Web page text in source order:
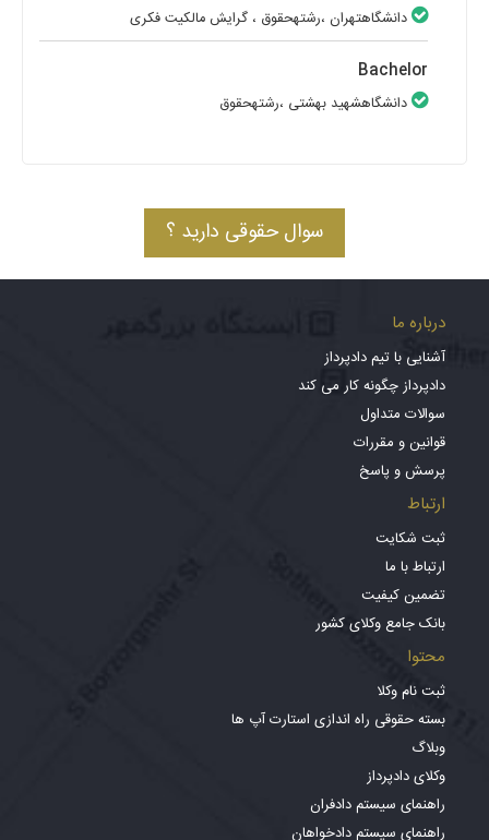
دانشگاهتهران ،رشتهحقوق ، گرایش مالکیت فکری
Bachelor
دانشگاهشهید بهشتی ،رشتهحقوق
سوال حقوقی دارید ؟
درباره ما
آشنایی با تیم دادپرداز
دادپرداز چگونه کار می کند
سوالات متداول
قوانین و مقررات
پرسش و پاسخ
ارتباط
ثبت شکایت
ارتباط با ما
تضمین کیفیت
بانک جامع وکلای کشور
محتوا
ثبت نام وکلا
بسته حقوقی راه اندازی استارت آپ ها
وبلاگ
وکلای دادپرداز
راهنمای سیستم دادفران
راهنمای سیستم دادخواهان